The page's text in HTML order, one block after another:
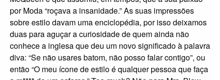
por Moda “roçava a insanidade.” As suas impressões
sobre estilo davam uma enciclopédia, por isso deixamos
duas para aguçar a curiosidade de quem ainda não
conhece a inglesa que deu um novo significado à palavra
diva: “Se não usares batom, não posso falar contigo”, ou
então “O meu ícone de estilo é qualquer pessoa que faça